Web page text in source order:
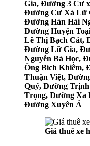
Gia, Đường 3 Cư
Đường Cư Xá Lữ
Đường Hàn Hải
Đường Huyện
Lê Thị Bạch Cát,
Đường Lữ Gia,
Nguyễn Bá Học,
Ông Bích Khiêm,
Thuận Việt,
Quý, Đường
Trọng, Đường Xa
Đường Xuyên Á
Giá thuê xe